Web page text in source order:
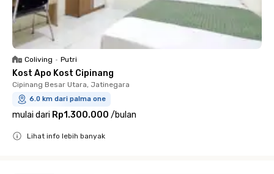
Coliving • Putri
Kost Apo Kost Cipinang
Cipinang Besar Utara, Jatinegara
6.0 km dari palma one
mulai dari Rp1.300.000 /bulan
Lihat info lebih banyak